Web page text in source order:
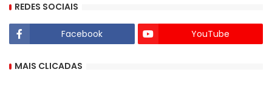
REDES SOCIAIS
Facebook YouTube
MAIS CLICADAS